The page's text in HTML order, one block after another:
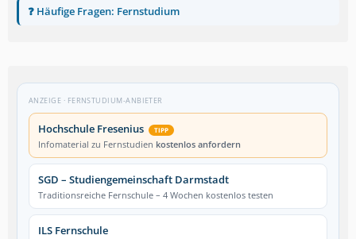
❓ Häufige Fragen: Fernstudium
ANZEIGE · FERNSTUDIUM-ANBIETER
Hochschule Fresenius TIPP
Infomaterial zu Fernstudien kostenlos anfordern
SGD – Studiengemeinschaft Darmstadt
Traditionsreiche Fernschule – 4 Wochen kostenlos testen
ILS Fernschule